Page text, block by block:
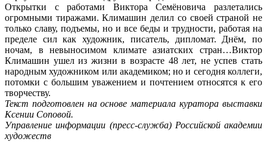
Открытки с работами Виктора Семёновича разлетались
огромными тиражами. Климашин делил со своей страной не
только славу, подъемы, но и все беды и трудности, работая на
пределе сил как художник, писатель, дипломат. Днём, по
ночам, в невыносимом климате азиатских стран…Виктор
Климашин ушел из жизни в возрасте 48 лет, не успев стать
народным художником или академиком; но и сегодня коллеги,
потомки с большим уважением и почтением относятся к его
творчеству.
Текст подготовлен на основе материала куратора выставки
Ксении Соповой.
Управление информации (пресс-служба) Российской академии
художеств